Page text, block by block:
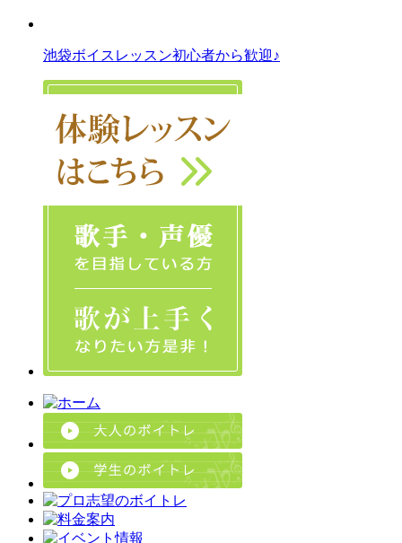
池袋ボイスレッスン初心者から歓迎♪